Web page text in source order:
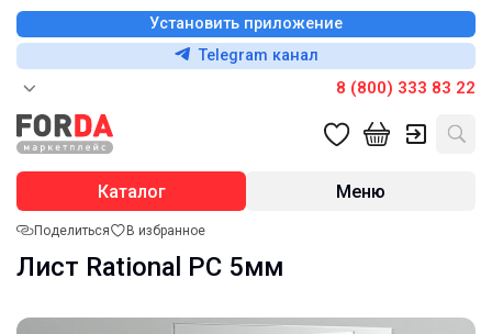
Установить приложение
Telegram канал
8 (800) 333 83 22
Каталог Меню
Поделиться В избранное
Лист Rational PC 5мм